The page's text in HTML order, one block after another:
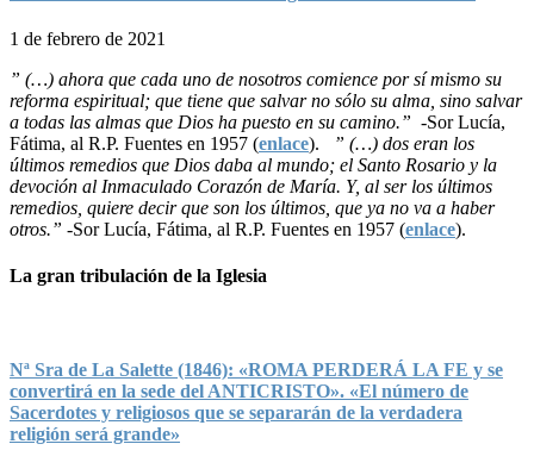
1 de febrero de 2021
” (…) ahora que cada uno de nosotros comience por sí mismo su
reforma espiritual; que tiene que salvar no sólo su alma, sino salvar
a todas las almas que Dios ha puesto en su camino.” -Sor Lucía,
Fátima, al R.P. Fuentes en 1957 (enlace).
” (…) dos eran los
últimos remedios que Dios daba al mundo; el Santo Rosario y la
devoción al Inmaculado Corazón de María. Y, al ser los últimos
remedios, quiere decir que son los últimos, que ya no va a haber
otros.” -Sor Lucía, Fátima, al R.P. Fuentes en 1957 (enlace).
La gran tribulación de la Iglesia
Nª Sra de La Salette (1846): «ROMA PERDERÁ LA FE y se
convertirá en la sede del ANTICRISTO». «El número de
Sacerdotes y religiosos que se separarán de la verdadera
religión será grande»